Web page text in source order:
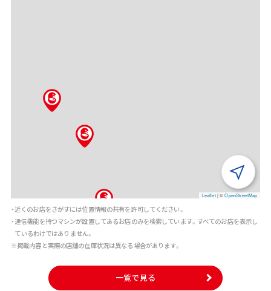
Leaflet |©OpenStreetMap
・近くのお店をさがすには位置情報の共有を許可してください。
・通信機能を持つマシンが設置してあるお店のみを検索しています。すべてのお店を表示し
ているわけではありません。
※掲載内容と実際の店舗の在庫状況は異なる場合があります。
一覧で見る